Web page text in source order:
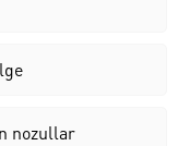
nozullar